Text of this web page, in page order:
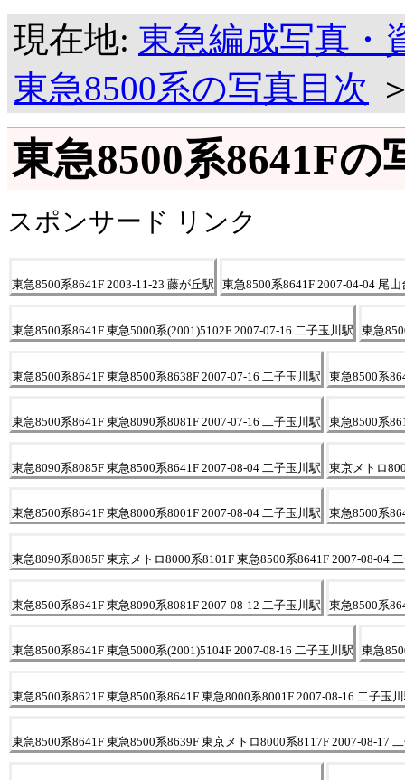
現在地: 東急編成写真・
東急8500系の写真目次
東急8500系8641Fの
スポンサード リンク
東急8500系8641F 2003-11-23 藤が丘駅 東急8500系8641F 2007-04-04 尾
東急8500系8641F 東急5000系(2001)5102F 2007-07-16 二子玉川駅 東急
東急8500系8641F 東急8500系8638F 2007-07-16 二子玉川駅 東急8500系
東急8500系8641F 東急8090系8081F 2007-07-16 二子玉川駅 東急8500系
東急8090系8085F 東急8500系8641F 2007-08-04 二子玉川駅 東京メトロ
東急8500系8641F 東急8000系8001F 2007-08-04 二子玉川駅 東急8500系
東急8090系8085F 東京メトロ8000系8101F 東急8500系8641F 2007-08-04
東急8500系8641F 東急8090系8081F 2007-08-12 二子玉川駅 東急8500系
東急8500系8641F 東急5000系(2001)5104F 2007-08-16 二子玉川駅 東急
東急8500系8621F 東急8500系8641F 東急8000系8001F 2007-08-16 二子玉
東急8500系8641F 東急8500系8639F 東京メトロ8000系8117F 2007-08-17